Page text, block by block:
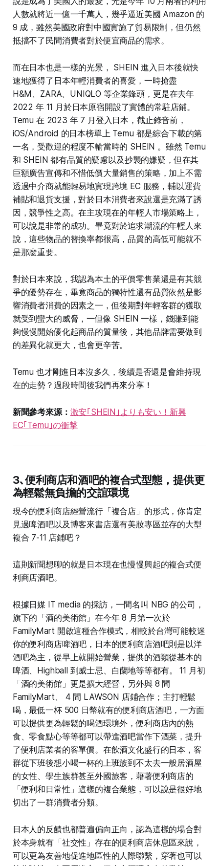
人數就將近一億一千萬人，幾乎逼近美國 Amazon 的
9 成，雖然美國政府對中國實施了貿易限制，但仍然
抵擋不了民間消費者對於便宜商品的需求。
而在日本也是一樣的光景， SHEIN 進入日本後就快
速地獲得了日本年輕消費者的喜愛，一時搶盡
H&M、ZARA、UNIQLO 等企業鋒頭，更是在去年
2022 年 11 月於日本原宿開設了實體的常駐店鋪。
Temu 在 2023 年 7 月登入日本，截止錄音前，
iOS/Android 的日本榜單上 Temu 都是綜合下載的第
一名，受歡迎的程度不輸當時的 SHEIN 。雖然 Temu
和 SHEIN 都有品質的疑慮以及抄襲的嫌疑，但在其
巨額廣告宣傳和不惜低價大量銷售的策略，加上不需
透過中介商就能輕易地實現跨境 EC 服務，輔以運費
補貼和退貨支援，對於日本消費者來說還是充滿了誘
因，競爭性之高。在主攻現在的年輕人市場策略上，
可以說是非常的成功。畢竟對於追求潮流的年輕人來
說，這些物品的替換率都很高，品質的高低可能就不
是那麼重要。
對於日本來說，我認為本土的平價零售業還是有其競
爭的優勢存在，畢竟商品的獨特性還有品質依然是影
響消費者消費的因素之一，但後期對年輕客群的獲取
就受到蠻大的威脅，一但像 SHEIN 一樣，錢賺到能
夠慢慢開始優化起商品的質量後，其他品牌需要做到
的差異化就更大，也會更辛苦。
Temu 也才剛進日本沒多久，後續是否還是會維持現
在的走勢？過段時間後我們再來分享！
新聞參考來源： 激安｢SHEIN｣よりも安い！新興
EC｢Temu｣の衝撃
3､便利商店和酒吧的複合式型態，提供更
為輕鬆無負擔的交誼環境
現今的便利商店經營流行「複合店」的形式，你肯定
見過啤酒吧以及博客來書店還有美妝專區並存的大型
複合 7-11 店鋪吧？
這則新聞想聊的就是日本現在也慢慢興起的複合式便
利商店酒吧。
根據日媒 IT media 的採訪，一間名叫 NBG 的公司，
旗下的「酒的美術館」在今年 8 月第一次於
FamilyMart 開啟這種合作模式，相較於台灣可能較迷
你的便利商店啤酒吧，日本的便利商店酒吧則是以洋
酒吧為主，從早上就開始營業，提供的酒類從基本的
啤酒、Highball 到威士忌、白蘭地等等都有。 11 月初
「酒的美術館」更是擴大經營，另外與 8 間
FamilyMart、 4 間 LAWSON 店鋪合作；主打輕鬆
喝，最低一杯 500 日幣就有的便利商店酒吧，一方面
可以提供更為輕鬆的喝酒環境外，便利商店內的熱
食、零食點心等等都可以帶進酒吧當作下酒菜，提升
了便利店業者的客單價。在飲酒文化盛行的日本，客
群從下班後想小喝一杯的上班族到不太去一般居酒屋
的女性、學生族群甚至外國旅客，藉著便利商店的
「便利和日常性」這樣的複合業態，可以說是很好地
切出了一群消費者分類。
日本人的反饋也都普遍偏向正向，認為這樣的場合對
於本身就有「社交性」存在的便利商店休息區來說，
可以更為友善地促進地區性的人際聯繫，穿著也可以